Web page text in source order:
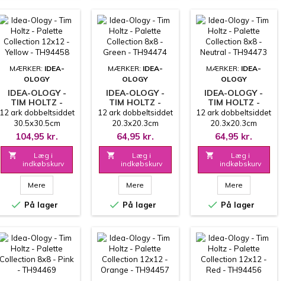
MÆRKER: IDEA-
OLOGY
IDEA-OLOGY -
TIM HOLTZ -
PALETTE
COLLECTION
12X12 - YELLOW -
TH94458
12 ark dobbeltsiddet
30.5x30.5cm
104,95 kr.

Læg i
indkøbskurv
Mere
 På lager
MÆRKER: IDEA-
OLOGY
IDEA-OLOGY -
TIM HOLTZ -
PALETTE
COLLECTION 8X8
- GREEN -
TH94474
12 ark dobbeltsiddet
20.3x20.3cm
64,95 kr.

Læg i
indkøbskurv
Mere
 På lager
MÆRKER: IDEA-
OLOGY
IDEA-OLOGY -
TIM HOLTZ -
PALETTE
COLLECTION 8X8
- NEUTRAL -
TH94473
12 ark dobbeltsiddet
20.3x20.3cm
64,95 kr.

Læg i
indkøbskurv
Mere
 På lager